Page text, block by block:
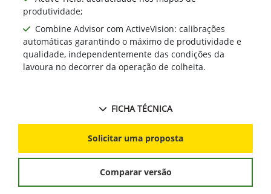
produtividade;
Combine Advisor com ActiveVision: calibrações
automáticas garantindo o máximo de produtividade e
qualidade, independentemente das condições da
lavoura no decorrer da operação de colheita.
FICHA TÉCNICA
Solicitar uma proposta
Comparar versão